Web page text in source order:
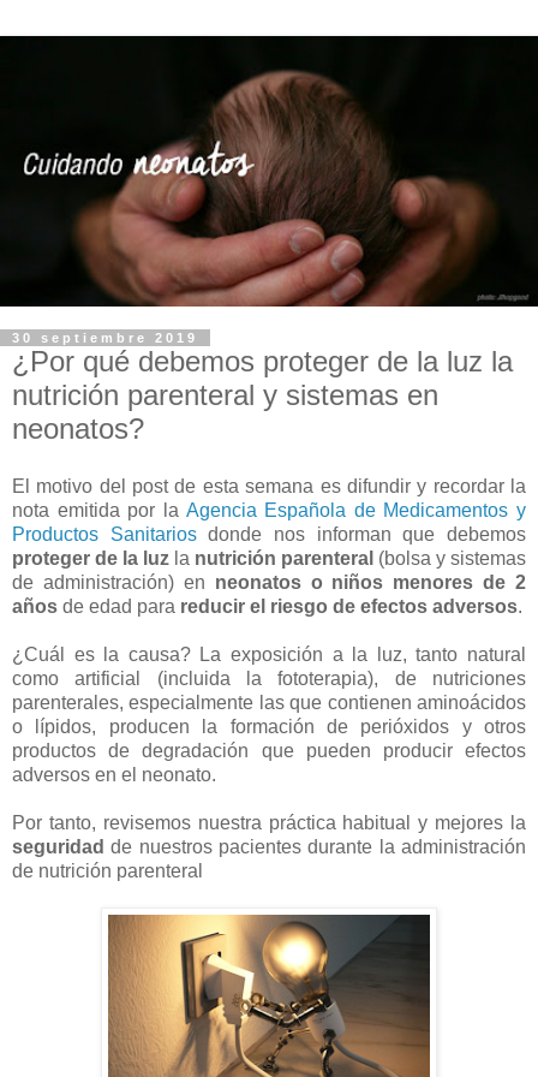
30 septiembre 2019
¿Por qué debemos proteger de la luz la
nutrición parenteral y sistemas en
neonatos?
El motivo del post de esta semana es difundir y recordar la
nota emitida por la Agencia Española de Medicamentos y
Productos Sanitariosdonde nos informan que debemos
proteger de la luz la nutrición parenteral (bolsa y sistemas
de administración) en neonatos o niños menores de 2
años de edad para reducir el riesgo de efectos adversos.
¿Cuál es la causa? La exposición a la luz, tanto natural
como artificial (incluida la fototerapia), de nutriciones
parenterales, especialmente las que contienen aminoácidos
o lípidos, producen la formación de perióxidos y otros
productos de degradación que pueden producir efectos
adversos en el neonato.
Por tanto, revisemos nuestra práctica habitual y mejores la
seguridadde nuestros pacientes durante la administración
de nutrición parenteral